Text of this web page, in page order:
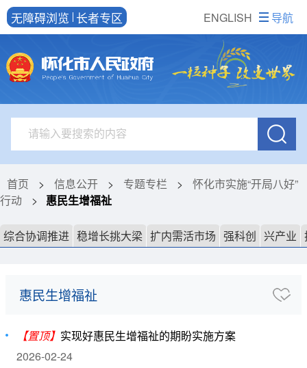
ENGLISH
无障碍浏览 长者专区 导航
首页 > 信息公开 > 专题专栏 >
怀化市实施“开局八好”
行动
> 惠民生增福祉
综合协调推进 稳增长挑大梁 扩内需活市场 强科创 兴产业
惠民生增福祉
【置顶】 实现好惠民生增福祉的期盼实施方案
2026-02-24